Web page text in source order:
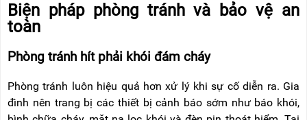
Biện pháp phòng tránh và bảo vệ an
toàn
Phòng tránh hít phải khói đám cháy
Phòng tránh luôn hiệu quả hơn xử lý khi sự cố diễn ra. Gia
đình nên trang bị các thiết bị cảnh báo sớm như báo khói,